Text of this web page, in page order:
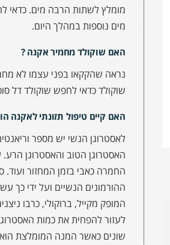
מים נוספות במהלך היום.
האם שוקולד מחמיר אקנה ?
נראה שהקקאו בפני עצמו לא
שוקולד כדאי לחפש שוקולד דל
האם קיים טיפול תזונתי לאקנה
לאסטרוגן הנשי יש מספר
האסטרוגן הטוב והאסטרוגן
החמרה כאבי בזמן המחזור ועוד.